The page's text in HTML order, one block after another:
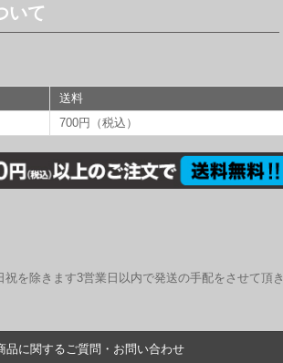
いて
送料
700円（税込）
を除きます3営業日以内で発送の手配をさせて頂き
品に関するご質問・お問い合わせ